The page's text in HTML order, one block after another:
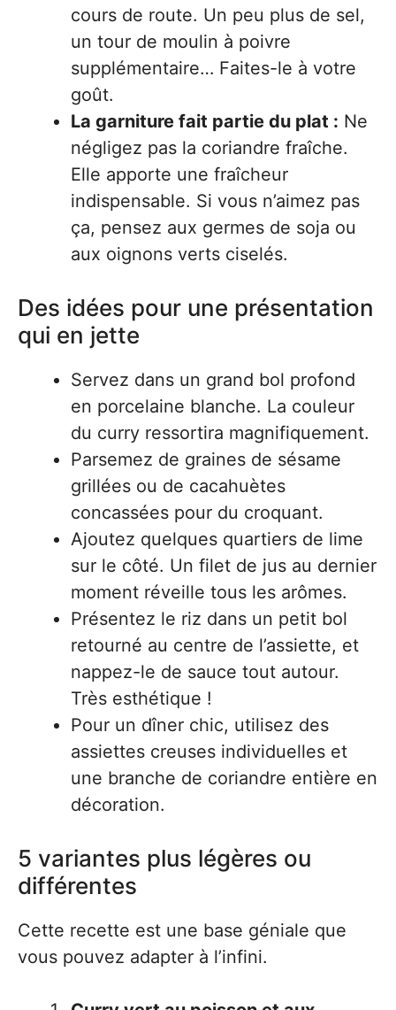
cours de route. Un peu plus de sel,
un tour de moulin à poivre
supplémentaire… Faites-le à votre
goût.
La garniture fait partie du plat : Ne
négligez pas la coriandre fraîche.
Elle apporte une fraîcheur
indispensable. Si vous n’aimez pas
ça, pensez aux germes de soja ou
aux oignons verts ciselés.
Des idées pour une présentation
qui en jette
Servez dans un grand bol profond
en porcelaine blanche. La couleur
du curry ressortira magnifiquement.
Parsemez de graines de sésame
grillées ou de cacahuètes
concassées pour du croquant.
Ajoutez quelques quartiers de lime
sur le côté. Un filet de jus au dernier
moment réveille tous les arômes.
Présentez le riz dans un petit bol
retourné au centre de l’assiette, et
nappez-le de sauce tout autour.
Très esthétique !
Pour un dîner chic, utilisez des
assiettes creuses individuelles et
une branche de coriandre entière en
décoration.
5 variantes plus légères ou
différentes
Cette recette est une base géniale que
vous pouvez adapter à l’infini.